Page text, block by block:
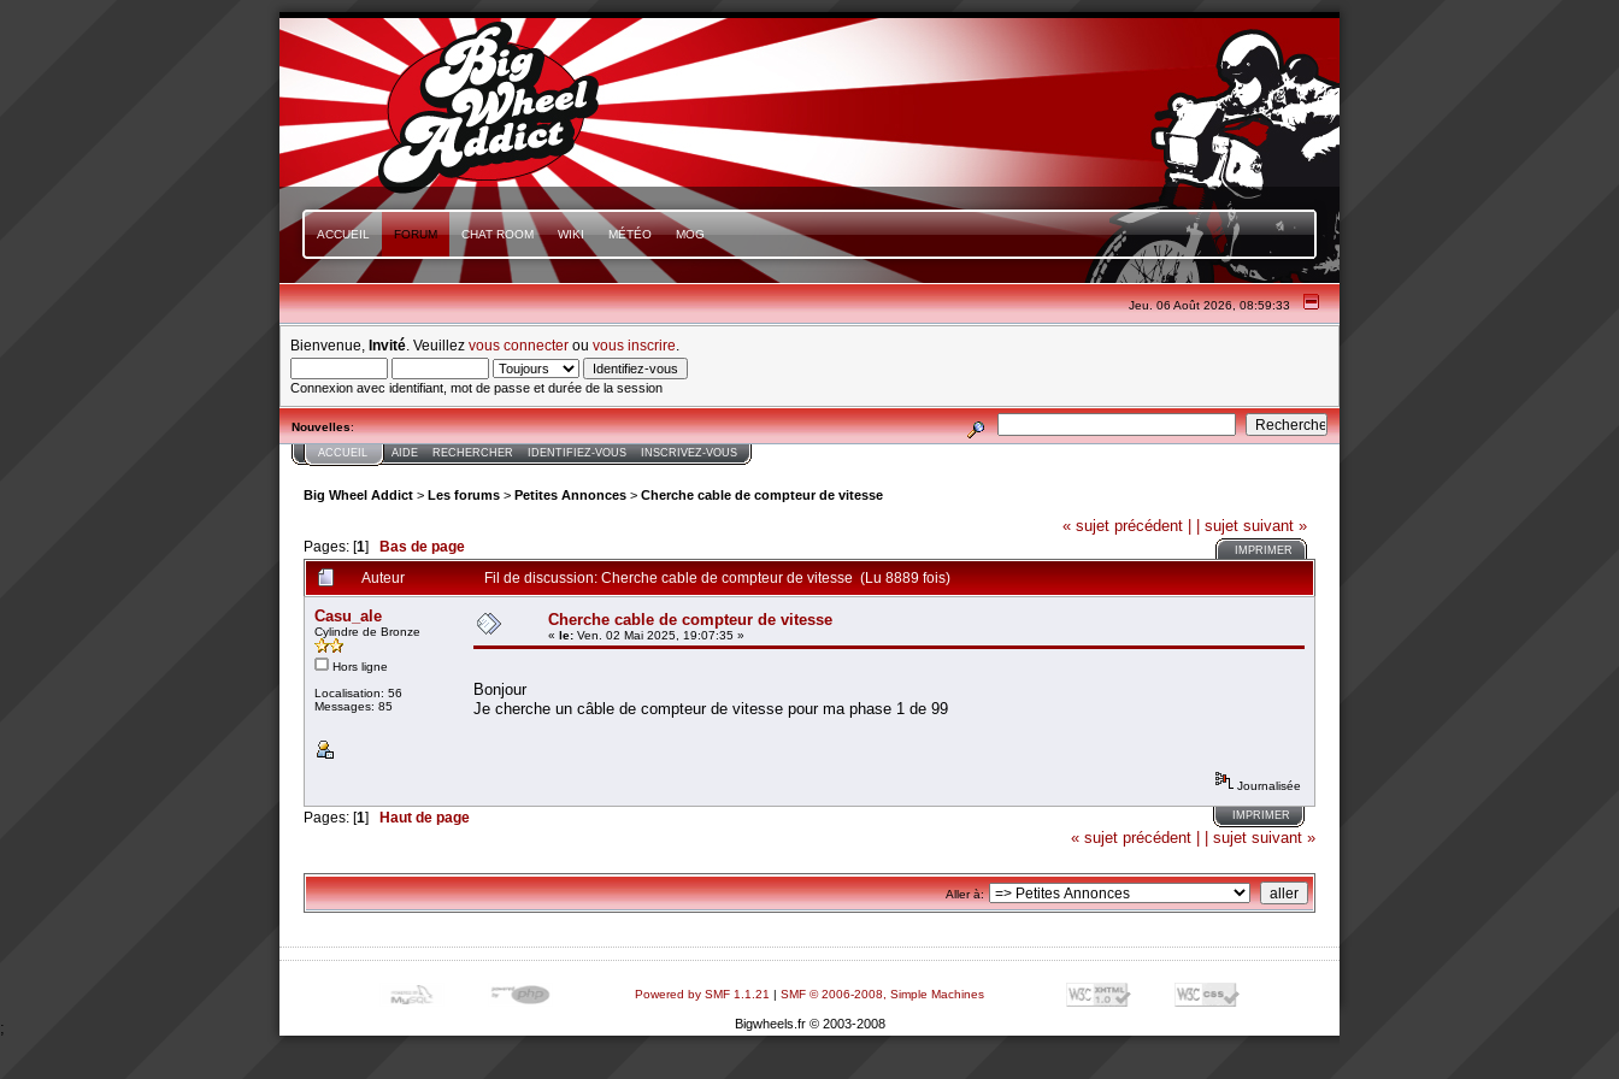
ACCUEIL FORUM CHAT ROOM WIKI MÉTÉO MOG
Jeu. 06 Août 2026, 08:59:33
Bienvenue, Invité . Veuillez vous connecter ou vous inscrire
Connexion avec identifiant, mot de passe et durée de la session
Nouvelles:
ACCUEIL AIDE RECHERCHER IDENTIFIEZ-VOUS INSCRIVEZ-VOUS
Big Wheel Addict > Les forums > Petites Annonces > Cherche cable de compteur de vitesse
Pages: [1] Bas de page
« sujet précédent | | sujet suivant »
IMPRIMER
Auteur Fil de discussion: Cherche cable de compteur de vitesse (Lu 8889 fois)
Casu_ale
Cylindre de Bronze
Hors ligne
Localisation: 56
Messages: 85
Cherche cable de compteur de vitesse
« le: Ven. 02 Mai 2025, 19:07:35 »
Bonjour
Je cherche un câble de compteur de vitesse pour ma phase 1 de 99
Journalisée
Pages: [1] Haut de page IMPRIMER
« sujet précédent | | sujet suivant »
Aller à:
Powered by SMF 1.1.21 | SMF © 2006-2008, Simple Machines
Bigwheels.fr © 2003-2008
;